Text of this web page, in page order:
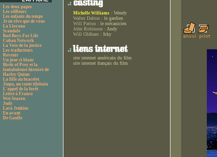
Les deux papes
Les siffleurs
Les enfants du temps
Je ne rêve que de vous
La Llorana
Scandale
Bad Boys For Life
Cuban Network
La Voie de la justice
Les traducteurs
Revenir
Un jour si blanc
Birds of Prey et la
fantabuleuse histoire de
Harley Quinn
La fille au bracelet
Jinpa, un conte tibétain
L'appel de la forêt
Lettre à Franco
Wet Season
Judy
Lara Jenkins
En avant
De Gaulle
Michelle Williams : Wendy
Walter Dalton : le gardien
Will Patton : le mécanicien
John Robinson : Andy
Will Oldham : Icky
site internet américain du film
site internet français du film